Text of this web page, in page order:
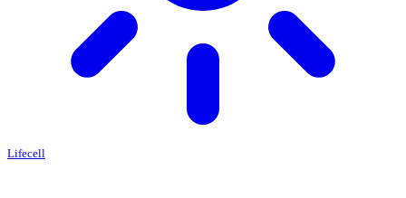
Lifecell